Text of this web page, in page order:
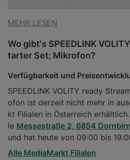
MEHR LESEN
Wo gibt's SPEEDLINK
tarter Set; Mikrofon?
Verfügbarkeit und
SPEEDLINK VOLITY ready
ofon ist derzeit nicht mehr in
kt Filialen in Österreich
le Messestraße 2, 6854 Dornbirn
und hat heute von 09:00 bis
Alle MediaMarkt Filialen